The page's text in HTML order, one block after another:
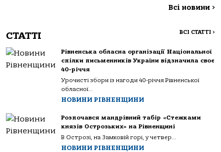
Всі новини >
СТАТТІ ВСІ СТАТТІ >
Рівненська обласна організації Національної
спілки письменників України відзначила своє
40-річчя
Урочисті збори із нагоди 40-річчя Рівненської
обласної...
НОВИНИ РІВНЕНЩИНИ
Розпочався мандрівний табір «Стежками
князів Острозьких» на Рівненщині
В Острозі, на Замковій горі, у четвер...
НОВИНИ РІВНЕНЩИНИ